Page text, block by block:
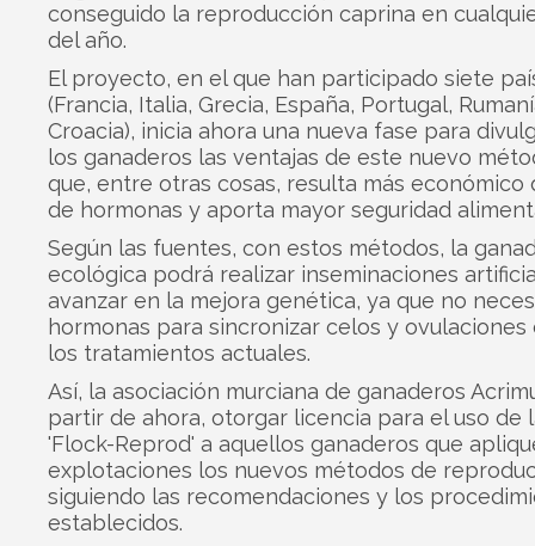
conseguido la reproducción caprina en
del año.
El proyecto, en el que han participado siete
(Francia, Italia, Grecia, España, Portugal,
Croacia), inicia ahora una nueva fase para
los ganaderos las ventajas de este nuevo
que, entre otras cosas, resulta más económico
de hormonas y aporta mayor seguridad
Según las fuentes, con estos métodos, la
ecológica podrá realizar inseminaciones
avanzar en la mejora genética, ya que no
hormonas para sincronizar celos y ovulaciones
los tratamientos actuales.
Así, la asociación murciana de ganaderos
partir de ahora, otorgar licencia para el uso de
'Flock-Reprod' a aquellos ganaderos que
explotaciones los nuevos métodos de
siguiendo las recomendaciones y los
establecidos.